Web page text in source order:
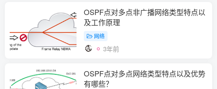
OSPF点对多点非广播网络类型特点以
及工作原理
网络
3年前
OSPF点对多点网络类型特点以及优势
有哪些？